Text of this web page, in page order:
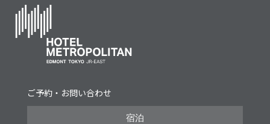
ご予約・お問い合わせ
宿泊